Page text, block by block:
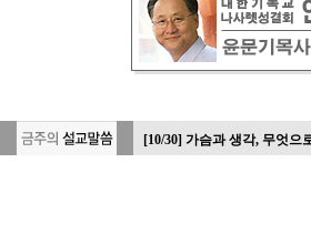
[10/30] 가슴과 생각, 무엇으